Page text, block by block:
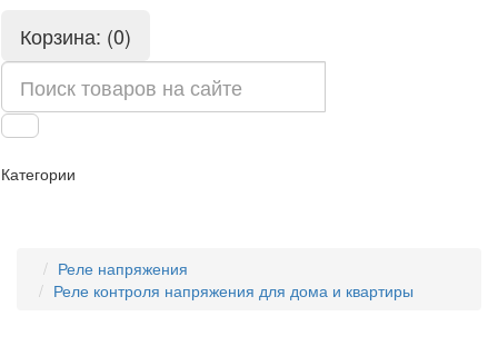
Корзина: (0)
Категории
Реле напряжения
Реле контроля напряжения для дома и квартиры